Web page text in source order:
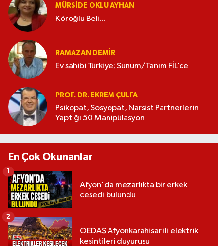
MÜRŞIDE OKLU AYHAN
Köroğlu Beli...
RAMAZAN DEMİR
Ev sahibi Türkiye; Sunum/Tanım FİL’ce
PROF. DR. EKREM ÇULFA
Psikopat, Sosyopat, Narsist Partnerlerin
Yaptığı 50 Manipülasyon
En Çok Okunanlar
Afyon'da mezarlıkta bir erkek
cesedi bulundu
1
OEDAŞ Afyonkarahisar ili elektrik
kesintileri duyurusu
2